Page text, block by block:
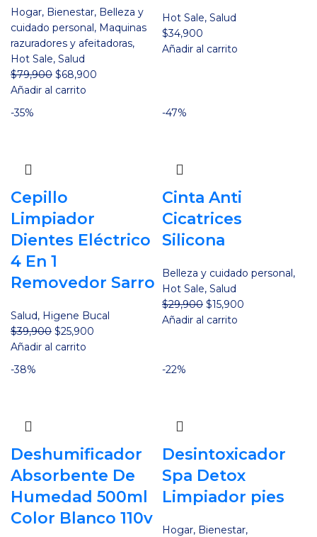
Hogar, Bienestar, Belleza y
cuidado personal, Maquinas
razuradores y afeitadoras,
Hot Sale, Salud
$79,900 El
precio
$68,900
Añadir al carrito
Hot Sale, Salud
$34,900
Añadir al carrito
-35%
Cepillo
Limpiador
Dientes Eléctrico
4 En 1
Removedor Sarro
Salud, Higene Bucal
$39,900 El
precio
$25,900
Añadir al carrito
-47%
Cinta Anti
Cicatrices
Silicona
Belleza y cuidado personal,
Hot Sale, Salud
$29,900 El
precio
$15,900
Añadir al carrito
-38%
Deshumificador
Absorbente De
Humedad 500ml
Color Blanco 110v
-22%
Desintoxicador
Spa Detox
Limpiador pies
Hogar, Bienestar,